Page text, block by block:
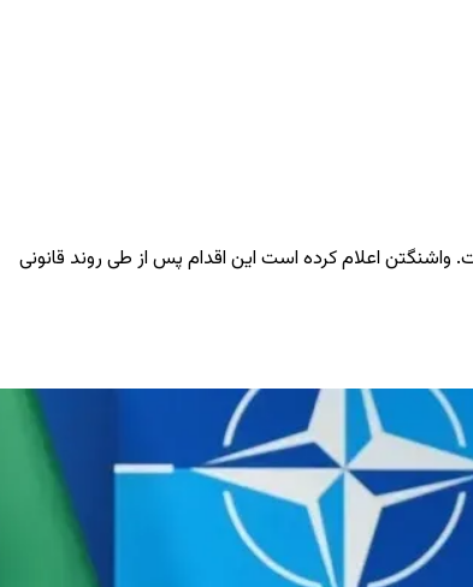
واشنگتن اعلام کرده است این اقدام پس از طی روند قانونی